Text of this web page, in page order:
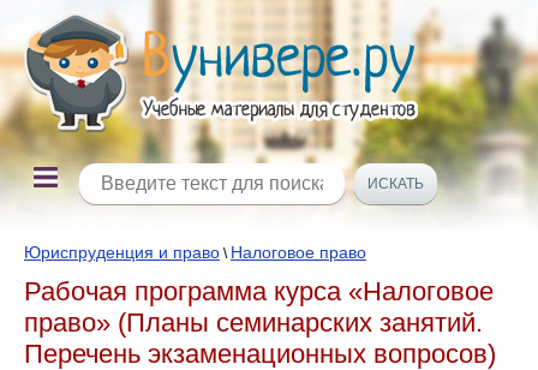
Юриспруденция и право \ Налоговое право
Рабочая программа курса «Налоговое
право» (Планы семинарских занятий.
Перечень экзаменационных вопросов)